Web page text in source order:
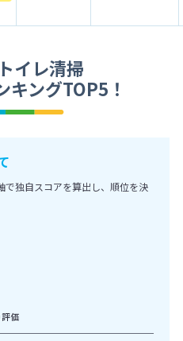
イレ清掃
キングTOP5！
で独自スコアを算出し、順位を決
価